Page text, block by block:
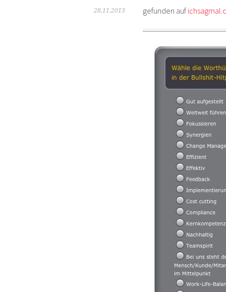
28.11.2013 gefunden auf